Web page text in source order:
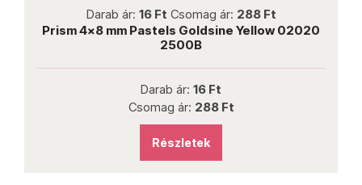
Csomag ár:288 Ft
Goldsine Yellow 02020
Darab ár:
Miniduo 2,5x4 mm